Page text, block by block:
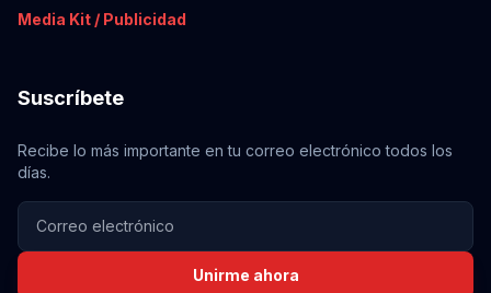
Media Kit / Publicidad
Suscríbete
Recibe lo más importante en tu correo electrónico todos los
días.
Unirme ahora